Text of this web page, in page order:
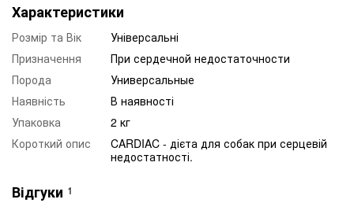
Характеристики
Розмір та Вік
Універсальні
Призначення
При сердечной недостаточности
Порода
Универсальные
Наявність
В наявності
Упаковка
2 кг
Короткий опис
CARDIAC - дієта для собак при серцевій
недостатності.
Відгуки 1